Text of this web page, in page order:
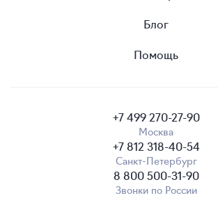
Блог
Помощь
+7 499 270-27-90
Москва
+7 812 318-40-54
Санкт-Петербург
8 800 500-31-90
Звонки по России